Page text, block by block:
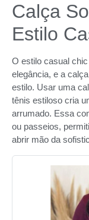
Calça
Estilo
O estilo casual
elegância, e a
estilo. Usar uma
tênis estiloso cria
arrumado. Essa
ou passeios,
abrir mão da